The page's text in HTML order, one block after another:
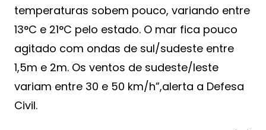
temperaturas sobem pouco, variando entre
13°C e 21°C pelo estado. O mar fica pouco
agitado com ondas de sul/sudeste entre
1,5m e 2m. Os ventos de sudeste/leste
variam entre 30 e 50 km/h”,alerta a Defesa
Civil.